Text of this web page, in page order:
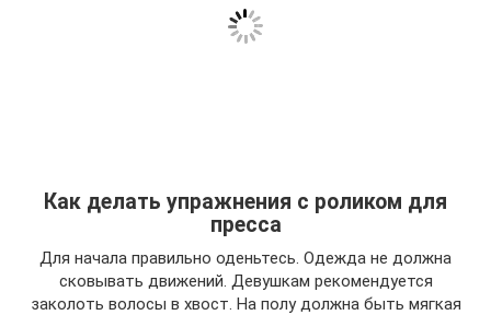
Как делать упражнения с роликом для
пресса
Для начала правильно оденьтесь. Одежда не должна
сковывать движений. Девушкам рекомендуется
заколоть волосы в хвост. На полу должна быть мягкая